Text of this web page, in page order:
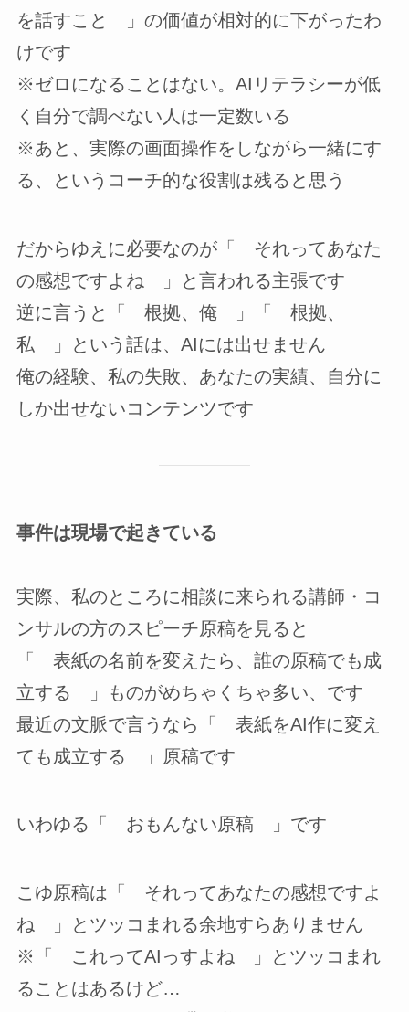
を話すこと 」の価値が相対的に下がったわ
けです
※ゼロになることはない。AIリテラシーが低
く自分で調べない人は一定数いる
※あと、実際の画面操作をしながら一緒にす
る、というコーチ的な役割は残ると思う
だからゆえに必要なのが「 それってあなた
の感想ですよね 」と言われる主張です
逆に言うと「 根拠、俺 」「 根拠、
私 」という話は、AIには出せません
俺の経験、私の失敗、あなたの実績、自分に
しか出せないコンテンツです
事件は現場で起きている
実際、私のところに相談に来られる講師・コ
ンサルの方のスピーチ原稿を見ると
「 表紙の名前を変えたら、誰の原稿でも成
立する 」ものがめちゃくちゃ多い、です
最近の文脈で言うなら「 表紙をAI作に変え
ても成立する 」原稿です
いわゆる「 おもんない原稿 」です
こゆ原稿は「 それってあなたの感想ですよ
ね 」とツッコまれる余地すらありません
※「 これってAIっすよね 」とツッコまれ
ることはあるけど…